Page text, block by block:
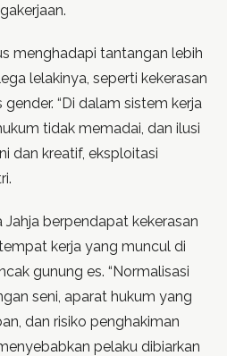
menghadapi tantangan lebih
lelakinya, seperti kekerasan
“Di dalam sistem kerja
tidak memadai, dan ilusi
dan kreatif, eksploitasi
Jahja berpendapat kekerasan
kerja yang muncul di
gunung es. “Normalisasi
seni, aparat hukum yang
dan risiko penghakiman
pelaku dibiarkan